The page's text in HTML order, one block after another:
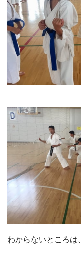
わからないところは